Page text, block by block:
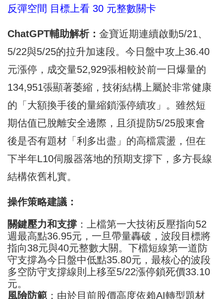
反彈空間 目標上看 30 元整數關卡
ChatGPT輔助解析： 金寶近期連續啟動5/21、
5/22與5/25的拉升加速段。今日盤中攻上36.40
元漲停，成交量52,929張相較於前一日爆量的
134,951張顯著萎縮，技術結構上屬於非常健康
的「大額換手後的量縮鎖漲停續攻」。雖然短
期估值已脫離安全邊際，且須提防5/25股東會
後是否有題材「利多出盡」的高檔震盪，但在
下半年L10伺服器落地的預期支撐下，多方長線
結構依舊札實。
操作策略建議：
關鍵壓力和支撐 ：上檔第一大技術反壓指向52
週最高點36.95元，一旦帶量轟破，波段目標將
指向38元與40元整數大關。下檔短線第一道防
守支撐為今日盤中低點35.80元，最核心的波段
多空防守支撐線則上移至5/22漲停鎖死價33.10
元。
風險防範 ：由於目前股價高度依賴AI轉型題材